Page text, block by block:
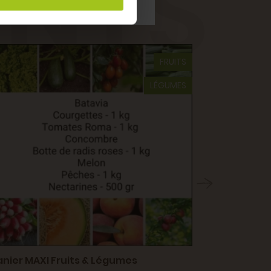
FRUITS
LÉGUMES